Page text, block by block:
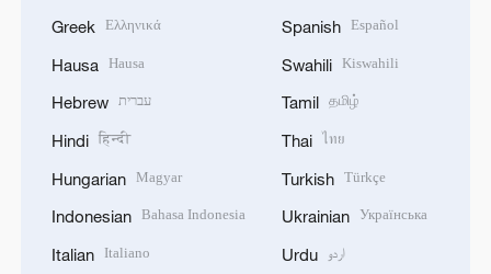
Greek Ελληνικά
Hausa Hausa
Hebrew עברית
Hindi हिन्दी
Hungarian Magyar
Indonesian Bahasa Indonesia
Italian Italiano
Spanish Español
Swahili Kiswahili
Tamil தமிழ்
Thai ไทย
Turkish Türkçe
Ukrainian Українська
Urdu اردو